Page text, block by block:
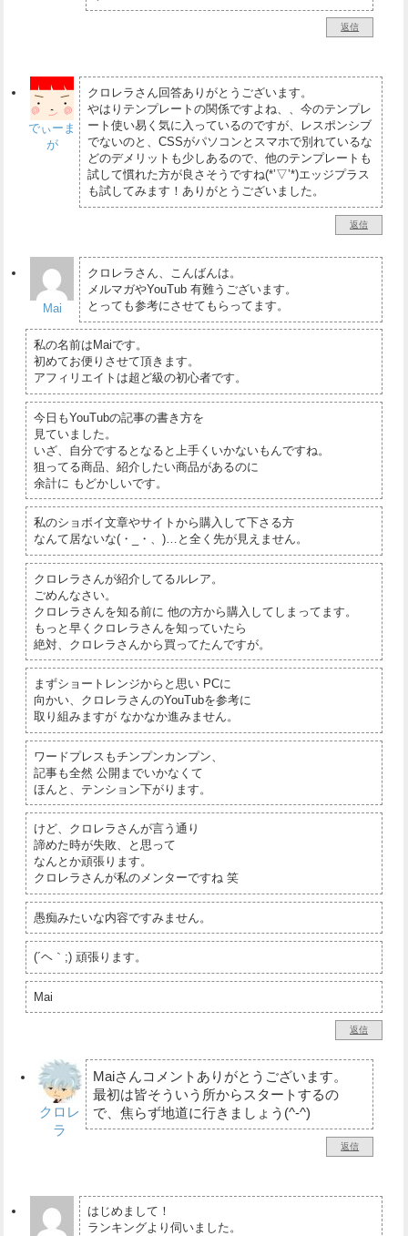
返信
でぃーま
が
クロレラさん回答ありがとうございます。
やはりテンプレートの関係ですよね、、今のテンプレ
ート使い易く気に入っているのですが、レスポンシブ
でないのと、CSSがパソコンとスマホで別れているな
どのデメリットも少しあるので、他のテンプレートも
試して慣れた方が良さそうですね(*’▽’*)エッジプラス
も試してみます！ありがとうございました。
返信
Mai
クロレラさん、こんばんは。
メルマガやYouTub 有難うございます。
とっても参考にさせてもらってます。
私の名前はMaiです。
初めてお便りさせて頂きます。
アフィリエイトは超ど級の初心者です。
今日もYouTubの記事の書き方を
見ていました。
いざ、自分でするとなると上手くいかないもんですね。
狙ってる商品、紹介したい商品があるのに
余計に もどかしいです。
私のショボイ文章やサイトから購入して下さる方
なんて居ないな(・_・、)…と全く先が見えません。
クロレラさんが紹介してるルレア。
ごめんなさい。
クロレラさんを知る前に 他の方から購入してしまってます。
もっと早くクロレラさんを知っていたら
絶対、クロレラさんから買ってたんですが。
まずショートレンジからと思い PCに
向かい、クロレラさんのYouTubを参考に
取り組みますが なかなか進みません。
ワードプレスもチンプンカンプン、
記事も全然 公開までいかなくて
ほんと、テンション下がります。
けど、クロレラさんが言う通り
諦めた時が失敗、と思って
なんとか頑張ります。
クロレラさんが私のメンターですね 笑
愚痴みたいな内容ですみません。
(´ヘ｀;) 頑張ります。
Mai
返信
クロレ
ラ
Maiさんコメントありがとうございます。
最初は皆そういう所からスタートするの
で、焦らず地道に行きましょう(^-^)
返信
はじめまして！
ランキングより伺いました。